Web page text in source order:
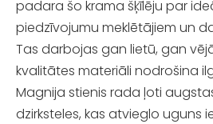
padara šo krama šķīlēju par
piedzīvojumu meklētājiem un
Tas darbojas gan lietū, gan
kvalitātes materiāli nodrošina
Magnija stienis rada ļoti
dzirksteles, kas atvieglo uguns